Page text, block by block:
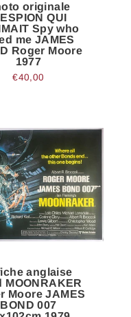
originale
QUI
Spy who
me JAMES
Roger Moore
1977
€40,00
anglaise
MOONRAKER
Moore JAMES
BOND 007